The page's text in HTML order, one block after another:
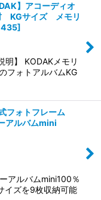
】アコーディオ
KGサイズ メモリ
]
明】 KODAKメモリ
フォトアルバムKG
フォトフレーム
アルバムmini
アルバムmini100％
イズを9枚収納可能